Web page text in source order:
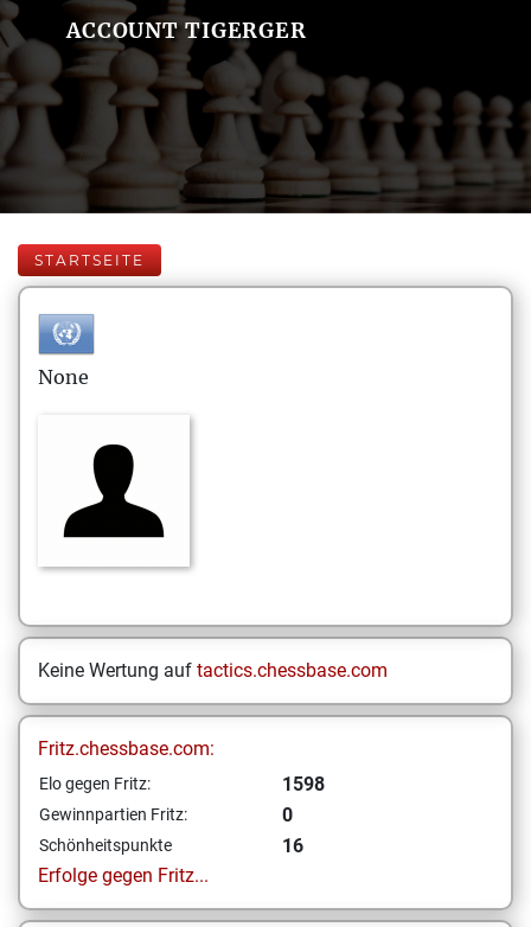
ACCOUNT TIGERGER
STARTSEITE
None
Keine Wertung auf tactics.chessbase.com
Fritz.chessbase.com:
Elo gegen Fritz: 1598
Gewinnpartien Fritz: 0
Schönheitspunkte
16
Erfolge gegen Fritz...